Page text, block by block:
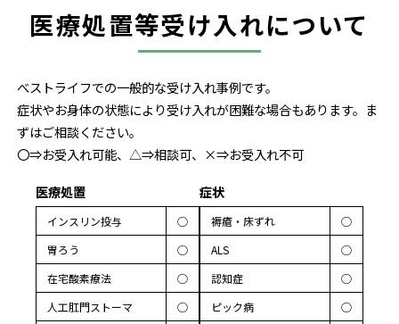
医療処置等受け入れについて
べストライフでの一般的な受け入れ事例です。
症状やお身体の状態により受け入れが困難な場合もあります。ま
ずはご相談ください。
〇⇒お受入れ可能、△⇒相談可、×⇒お受入れ不可
医療処置
インスリン投与
◯
胃ろう
◯
在宅酸素療法
◯
人工肛門ストーマ
◯
症状
褥瘡・床ずれ
◯
ALS
◯
認知症
◯
ピック病
◯